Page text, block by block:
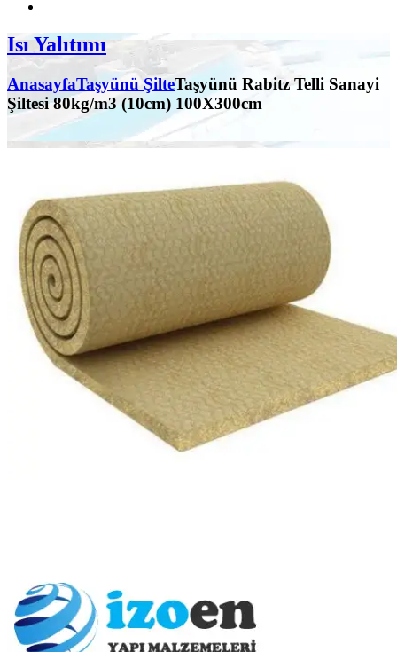
Isı Yalıtımı
AnasayfaTaşyünü ŞilteTaşyünü Rabitz Telli Sanayi
Şiltesi 80kg/m3 (10cm) 100X300cm